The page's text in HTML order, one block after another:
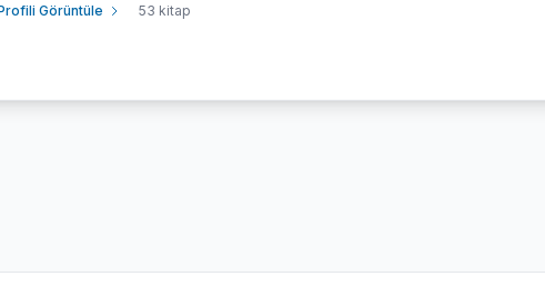
Görüntüle 53 kitap